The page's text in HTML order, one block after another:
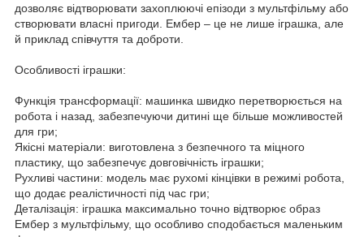
дозволяє відтворювати захоплюючі епізоди з мультфільму або
створювати власні пригоди. Ембер – це не лише іграшка, але
й приклад співчуття та доброти.
Особливості іграшки:
Функція трансформації: машинка швидко перетворюється на
робота і назад, забезпечуючи дитині ще більше можливостей
для гри;
Якісні матеріали: виготовлена з безпечного та міцного
пластику, що забезпечує довговічність іграшки;
Рухливі частини: модель має рухомі кінцівки в режимі робота,
що додає реалістичності під час гри;
Деталізація: іграшка максимально точно відтворює образ
Ембер з мультфільму, що особливо сподобається маленьким